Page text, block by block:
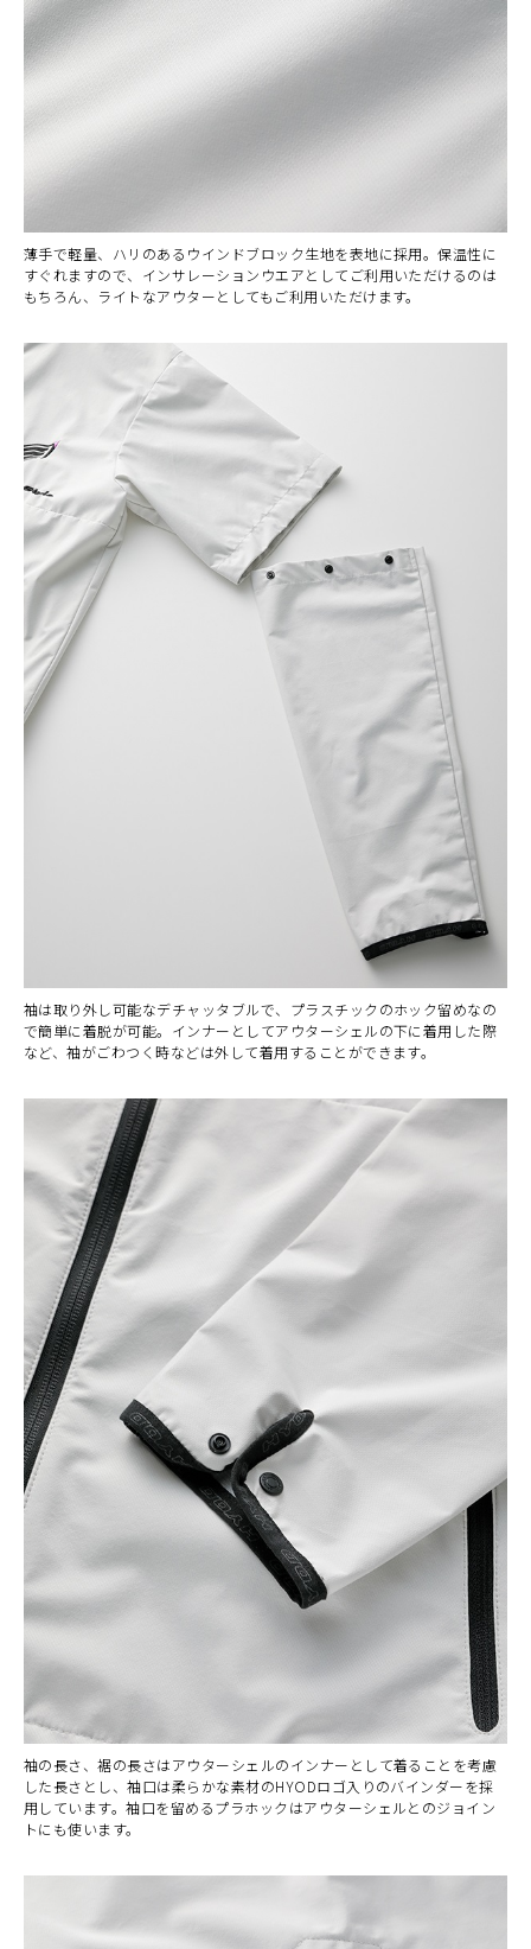
薄手で軽量、ハリのあるウインドブロック生地を表地に採用。保温性に
すぐれますので、インサレーションウエアとしてご利用いただけるのは
もちろん、ライトなアウターとしてもご利用いただけます。
袖は取り外し可能なデチャッタブルで、プラスチックのホック留めなの
で簡単に着脱が可能。インナーとしてアウターシェルの下に着用した際
など、袖がごわつく時などは外して着用することができます。
袖の長さ、裾の長さはアウターシェルのインナーとして着ることを考慮
した長さとし、袖口は柔らかな素材のHYODロゴ入りのバインダーを採
用しています。袖口を留めるプラホックはアウターシェルとのジョイン
トにも使います。